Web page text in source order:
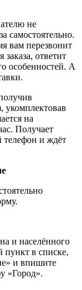
не
самостоятельно.
вам перезвонит
ответит
особенностей. А
укомплектовав
на
Получает
телефон и ждёт
и населённого
в списке,
и впишите
«Город».